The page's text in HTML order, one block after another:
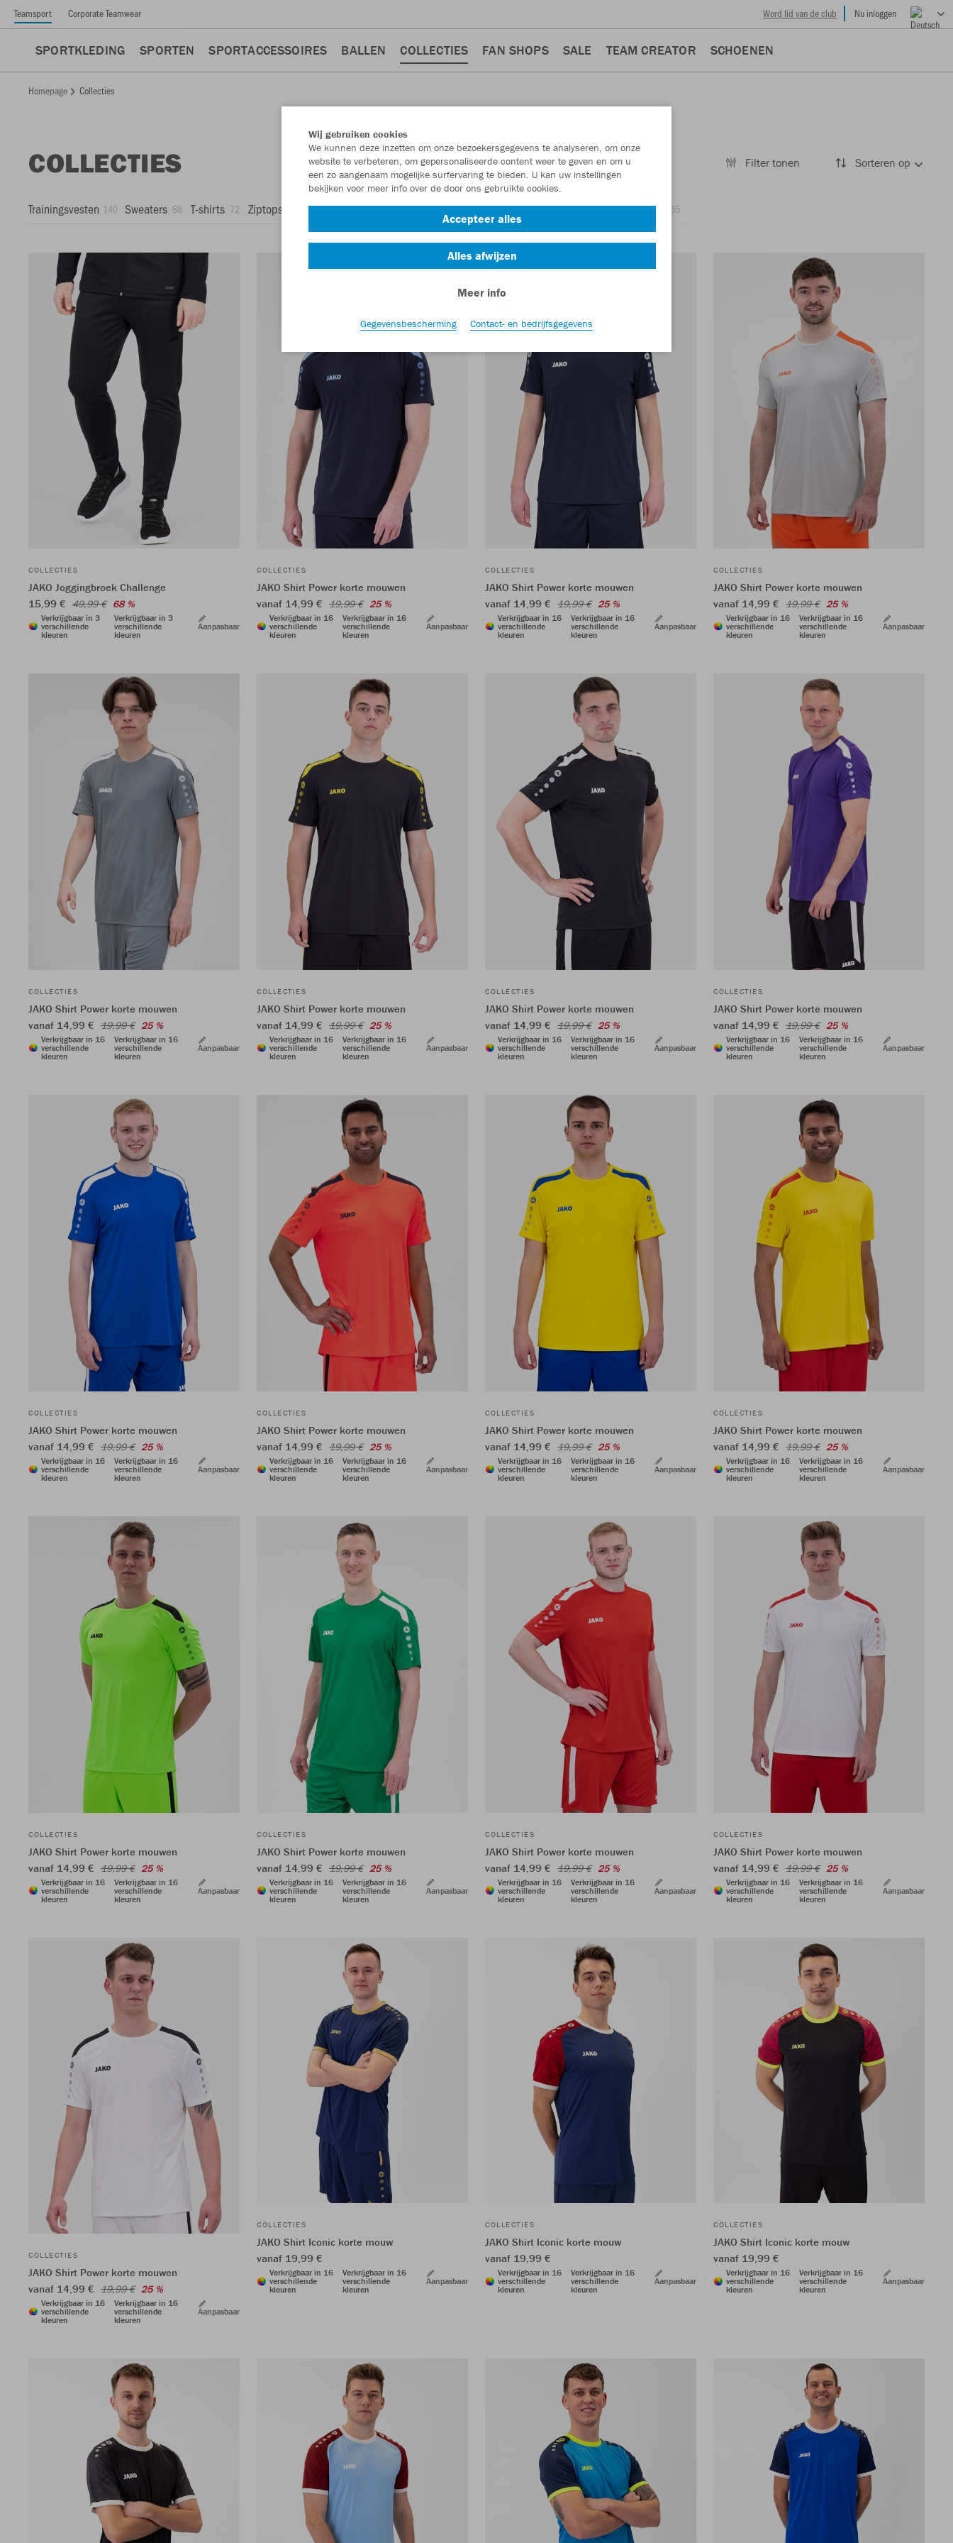
Teamsport Corporate Teamwear Word lid van de club Nu inloggen
SPORTKLEDING SPORTEN SPORTACCESSOIRES BALLEN COLLECTIES FAN SHOPS SALE TEAM CREATOR SCHOENEN
Homepage Collecties
COLLECTIES Filter tonen Sorteren op
Trainingsvesten 140 Sweaters 88 T-shirts 72 Ziptops Polo's 65 Shorten 63 Shirts 56 Trainingsbroeken 43 Broeken 37 Jassen 35
COLLECTIES
JAKO Joggingbroek Challenge
15,99 € 49,99 € 68 %
Verkrijgbaar in 3
verschillende
kleuren
Verkrijgbaar in 3
verschillende
kleuren
Aanpasbaar
COLLECTIES
JAKO Shirt Power korte mouwen
vanaf 14,99 € 19,99 € 25 %
Verkrijgbaar in 16
verschillende
kleuren
Verkrijgbaar in 16
verschillende
kleuren
Aanpasbaar
COLLECTIES
JAKO Shirt Power korte mouwen
vanaf 14,99 € 19,99 € 25 %
Verkrijgbaar in 16
verschillende
kleuren
Verkrijgbaar in 16
verschillende
kleuren
Aanpasbaar
COLLECTIES
JAKO Shirt Power korte mouwen
vanaf 14,99 € 19,99 € 25 %
Verkrijgbaar in 16
verschillende
kleuren
Verkrijgbaar in 16
verschillende
kleuren
Aanpasbaar
COLLECTIES
JAKO Shirt Power korte mouwen
vanaf 14,99 € 19,99 € 25 %
Verkrijgbaar in 16
verschillende
kleuren
Verkrijgbaar in 16
verschillende
kleuren
Aanpasbaar
COLLECTIES
JAKO Shirt Power korte mouwen
vanaf 14,99 € 19,99 € 25 %
Verkrijgbaar in 16
verschillende
kleuren
Verkrijgbaar in 16
verschillende
kleuren
Aanpasbaar
COLLECTIES
JAKO Shirt Power korte mouwen
vanaf 14,99 € 19,99 € 25 %
Verkrijgbaar in 16
verschillende
kleuren
Verkrijgbaar in 16
verschillende
kleuren
Aanpasbaar
COLLECTIES
JAKO Shirt Power korte mouwen
vanaf 14,99 € 19,99 € 25 %
Verkrijgbaar in 16
verschillende
kleuren
Verkrijgbaar in 16
verschillende
kleuren
Aanpasbaar
COLLECTIES
JAKO Shirt Power korte mouwen
vanaf 14,99 € 19,99 € 25 %
Verkrijgbaar in 16
verschillende
kleuren
Verkrijgbaar in 16
verschillende
kleuren
Aanpasbaar
COLLECTIES
JAKO Shirt Power korte mouwen
vanaf 14,99 € 19,99 € 25 %
Verkrijgbaar in 16
verschillende
kleuren
Verkrijgbaar in 16
verschillende
kleuren
Aanpasbaar
COLLECTIES
JAKO Shirt Power korte mouwen
vanaf 14,99 € 19,99 € 25 %
Verkrijgbaar in 16
verschillende
kleuren
Verkrijgbaar in 16
verschillende
kleuren
Aanpasbaar
COLLECTIES
JAKO Shirt Power korte mouwen
vanaf 14,99 € 19,99 € 25 %
Verkrijgbaar in 16
verschillende
kleuren
Verkrijgbaar in 16
verschillende
kleuren
Aanpasbaar
COLLECTIES
JAKO Shirt Power korte mouwen
vanaf 14,99 € 19,99 € 25 %
Verkrijgbaar in 16
verschillende
kleuren
Verkrijgbaar in 16
verschillende
kleuren
Aanpasbaar
COLLECTIES
JAKO Shirt Power korte mouwen
vanaf 14,99 € 19,99 € 25 %
Verkrijgbaar in 16
verschillende
kleuren
Verkrijgbaar in 16
verschillende
kleuren
Aanpasbaar
COLLECTIES
JAKO Shirt Power korte mouwen
vanaf 14,99 € 19,99 € 25 %
Verkrijgbaar in 16
verschillende
kleuren
Verkrijgbaar in 16
verschillende
kleuren
Aanpasbaar
COLLECTIES
JAKO Shirt Power korte mouwen
vanaf 14,99 € 19,99 € 25 %
Verkrijgbaar in 16
verschillende
kleuren
Verkrijgbaar in 16
verschillende
kleuren
Aanpasbaar
COLLECTIES
JAKO Shirt Power korte mouwen
vanaf 14,99 € 19,99 € 25 %
Verkrijgbaar in 16
verschillende
kleuren
Verkrijgbaar in 16
verschillende
kleuren
Aanpasbaar
COLLECTIES
JAKO Shirt Iconic korte mouw
vanaf 19,99 €
Verkrijgbaar in 16
verschillende
kleuren
Verkrijgbaar in 16
verschillende
kleuren
Aanpasbaar
COLLECTIES
JAKO Shirt Iconic korte mouw
vanaf 19,99 €
Verkrijgbaar in 16
verschillende
kleuren
Verkrijgbaar in 16
verschillende
kleuren
Aanpasbaar
COLLECTIES
JAKO Shirt Iconic korte mouw
vanaf 19,99 €
Verkrijgbaar in 16
verschillende
kleuren
Verkrijgbaar in 16
verschillende
kleuren
Aanpasbaar
Wij gebruiken cookies
We kunnen deze inzetten om onze bezoekersgegevens te analyseren, om onze
website te verbeteren, om gepersonaliseerde content weer te geven en om u
een zo aangenaam mogelijke surfervaring te bieden. U kan uw instellingen
bekijken voor meer info over de door ons gebruikte cookies.
Accepteer alles
Alles afwijzen
Meer info
Gegevensbescherming Contact- en bedrijfsgegevens